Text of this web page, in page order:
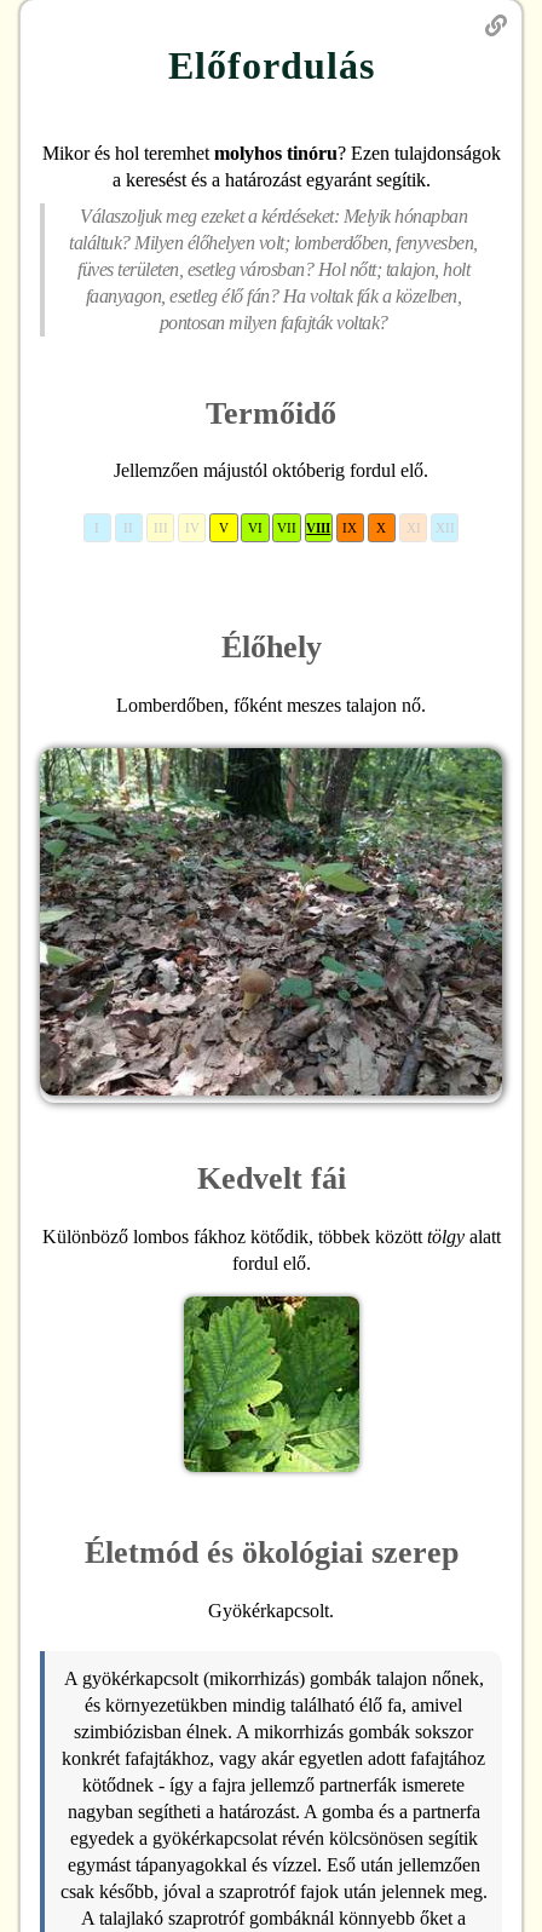
Előfordulás
Mikor és hol teremhet molyhos tinóru? Ezen tulajdonságok
a keresést és a határozást egyaránt segítik.
Válaszoljuk meg ezeket a kérdéseket: Melyik hónapban
találtuk? Milyen élőhelyen volt; lomberdőben, fenyvesben,
füves területen, esetleg városban? Hol nőtt; talajon, holt
faanyagon, esetleg élő fán? Ha voltak fák a közelben,
pontosan milyen fafajták voltak?
Termőidő
Jellemzően májustól októberig fordul elő.
I II III IV V VI VII VIII IX X XI XII
Élőhely
Lomberdőben, főként meszes talajon nő.
Kedvelt fái
Különböző lombos fákhoz kötődik, többek között tölgyalatt
fordul elő.
Életmód és ökológiai szerep
Gyökérkapcsolt.
A gyökérkapcsolt (mikorrhizás) gombák talajon nőnek,
és környezetükben mindig található élő fa, amivel
szimbiózisban élnek. A mikorrhizás gombák sokszor
konkrét fafajtákhoz, vagy akár egyetlen adott fafajtához
kötődnek - így a fajra jellemző partnerfák ismerete
nagyban segítheti a határozást. A gomba és a partnerfa
egyedek a gyökérkapcsolat révén kölcsönösen segítik
egymást tápanyagokkal és vízzel. Eső után jellemzően
csak később, jóval a szaprotróf fajok után jelennek meg.
A talajlakó szaprotróf gombáknál könnyebb őket a